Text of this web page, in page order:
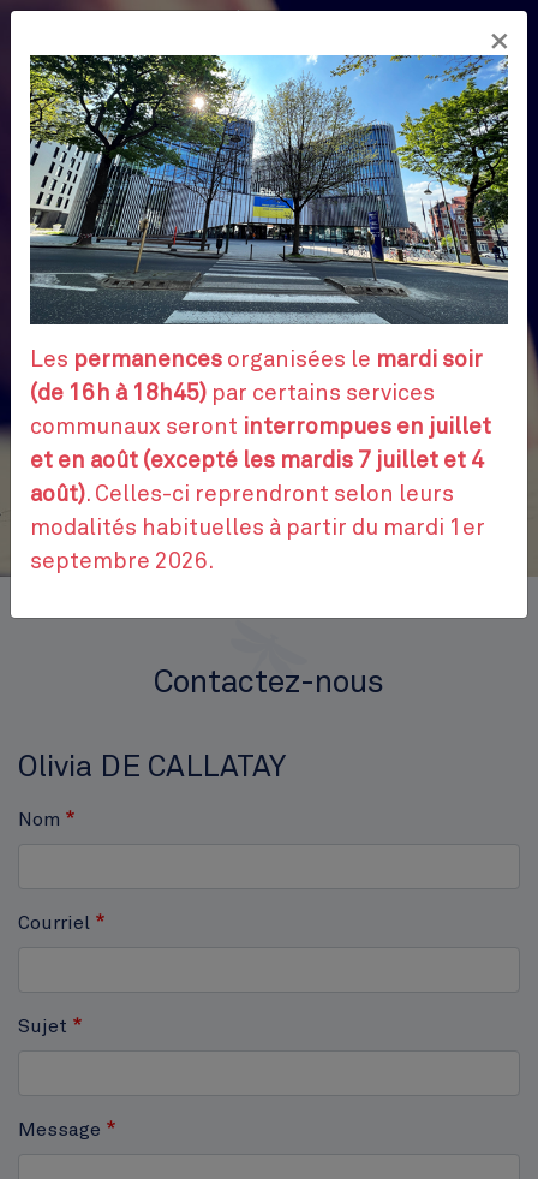
Aller
contenu
principal
FR
Contactez-nous
Olivia DE CALLATAY
Nom
Courriel
Sujet
Message
×
Les permanences organisées le mardi soir
(de 16h à 18h45) par certains services
communaux seront interrompues en juillet
et en août (excepté les mardis 7 juillet et 4
août). Celles-ci reprendront selon leurs
modalités habituelles à partir du mardi 1er
septembre 2026.